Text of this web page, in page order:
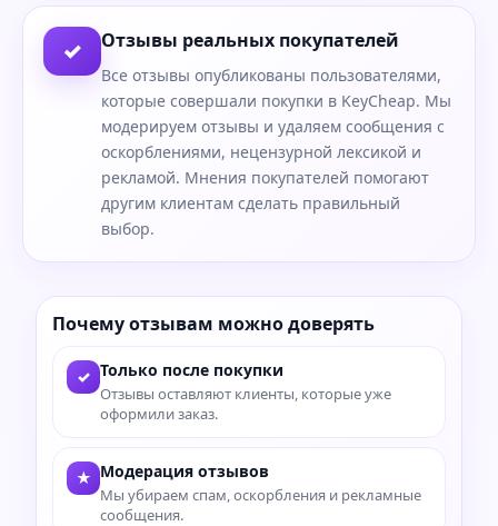
✓ Отзывы реальных покупателей
Все отзывы опубликованы пользователями,
которые совершали покупки в KeyCheap. Мы
модерируем отзывы и удаляем сообщения с
оскорблениями, нецензурной лексикой и
рекламой. Мнения покупателей помогают
другим клиентам сделать правильный
выбор.
Почему отзывам можно доверять
✓ Только после покупки
Отзывы оставляют клиенты, которые уже
оформили заказ.
★ Модерация отзывов
Мы убираем спам, оскорбления и рекламные
сообщения.